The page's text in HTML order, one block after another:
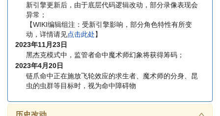
新引擎更新后，由于底层代码逻辑改动，部分录像表现会
异常；
【WIKI编辑组注：受新引擎影响，部分角色特性有所变
动，详情请见点击此处】
2023年11月23日
黑杰克模式中，监管者命中魔术师幻象将获得筹码；
2023年4月20日
链爪命中正在施放飞轮效应的求生者、魔术师的分身、昆
虫的虫群等目标时，视为命中障碍物